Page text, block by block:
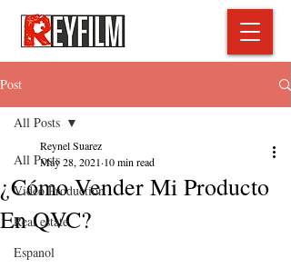
Post
All Posts
Video Production
Real estate
Espanol
All Posts
¿Cómo Vender Mi Producto
En QVC?
Reynel Suarez
May 28, 2021 10 min read